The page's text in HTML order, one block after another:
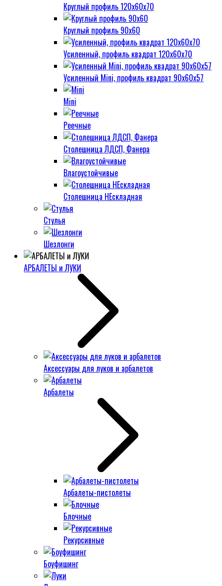
Круглый профиль 120х60х70
Круглый профиль 90х60
Усиленный, профиль квадрат 120х60х70
Усиленный Mini, профиль квадрат 90х60х57
Mini
Реечные
Столешница ЛДСП, Фанера
Влагоустойчивые
Столешница НЕскладная
Стулья
Шезлонги
АРБАЛЕТЫ и ЛУКИ
Аксессуары для луков и арбалетов
Арбалеты
Арбалеты-пистолеты
Блочные
Рекурсивные
Боуфишинг